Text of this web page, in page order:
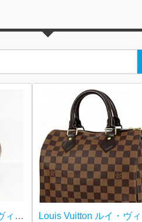
Louis Vuitton ルイ・ヴィトン エリプス